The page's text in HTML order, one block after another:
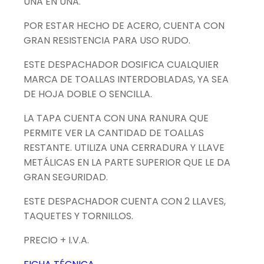
POR ESTAR HECHO DE ACERO, CUENTA CON
GRAN RESISTENCIA PARA USO RUDO.
ESTE DESPACHADOR DOSIFICA CUALQUIER
MARCA DE TOALLAS INTERDOBLADAS, YA SEA
DE HOJA DOBLE O SENCILLA.
LA TAPA CUENTA CON UNA RANURA QUE
PERMITE VER LA CANTIDAD DE TOALLAS
RESTANTE. UTILIZA UNA CERRADURA Y LLAVE
METÁLICAS EN LA PARTE SUPERIOR QUE LE DA
GRAN SEGURIDAD.
ESTE DESPACHADOR CUENTA CON 2 LLAVES,
TAQUETES Y TORNILLOS.
PRECIO + I.V.A.